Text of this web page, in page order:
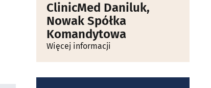
ClinicMed Daniluk,
Nowak Spółka
Komandytowa
Więcej informacji